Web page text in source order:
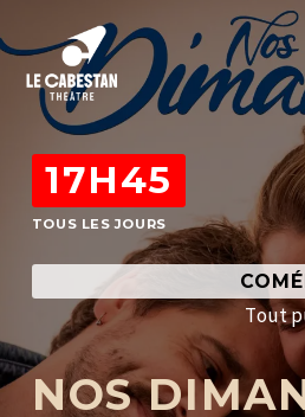
17H45
TOUS LES JOURS
Toutp
NOS DIMA